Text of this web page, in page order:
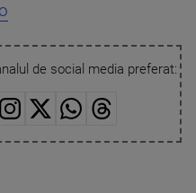
de social media preferat: